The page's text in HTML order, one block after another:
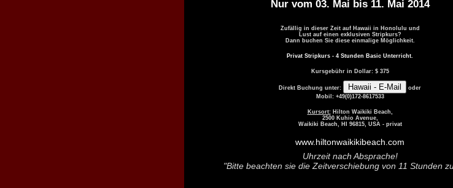
Nur vom 03. Mai bis 11. Mai 2014
Zufällig in dieser Zeit auf Hawaii in Honolulu und
Lust auf einen exklusiven Stripkurs?
Dann buchen Sie diese einmalige Möglichkeit.
Privat Stripkurs - 4 Stunden Basic Unterricht.
Kursgebühr in Dollar: $ 375
Direkt Buchung unter:
oder
Mobil: +49(0)172-8617533
Kursort:Hilton Waikiki Beach,
2500 Kuhio Avenue,
Waikiki Beach, HI 96815, USA - privat
www.hiltonwaikikibeach.com
Uhrzeit nach Absprache!
"Bitte beachten sie die Zeitverschiebung von 11 Stunden